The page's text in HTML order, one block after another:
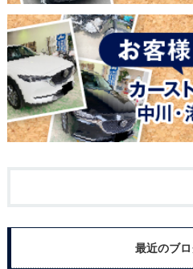
最近のブ